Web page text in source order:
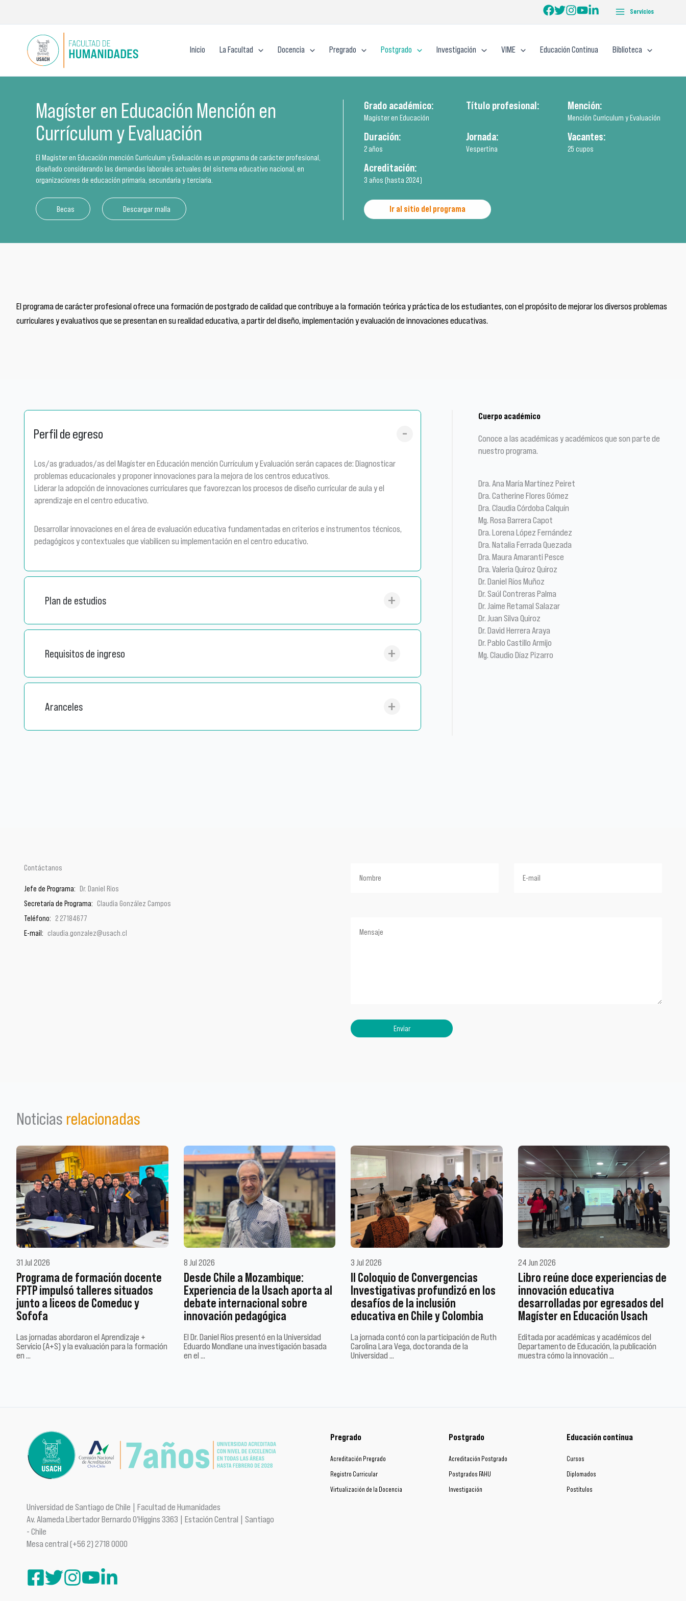
Servicios
Inicio La Facultad Docencia Pregrado Postgrado Investigación VIME Educación Continua Biblioteca
Magíster en Educación Mención en
Currículum y Evaluación
El Magíster en Educación mención Currículum y Evaluación es un programa de carácter profesional,
diseñado considerando las demandas laborales actuales del sistema educativo nacional, en
organizaciones de educación primaria, secundaria y terciaria.
Becas Descargar malla
Grado académico:
Magíster en Educación
Título profesional: Mención:
Mención Curriculum y Evaluación
Duración:
2 años
Jornada:
Vespertina
Vacantes:
25 cupos
Acreditación:
3 años (hasta 2024)
Ir al sitio del programa
El programa de carácter profesional ofrece una formación de postgrado de calidad que contribuye a la formación teórica y práctica de los estudiantes, con el propósito de mejorar los diversos problemas
curriculares y evaluativos que se presentan en su realidad educativa, a partir del diseño, implementación y evaluación de innovaciones educativas.
Perfil de egreso
Los/as graduados/as del Magíster en Educación mención Currículum y Evaluación serán capaces de: Diagnosticar
problemas educacionales y proponer innovaciones para la mejora de los centros educativos.
Liderar la adopción de innovaciones curriculares que favorezcan los procesos de diseño curricular de aula y el
aprendizaje en el centro educativo.
Desarrollar innovaciones en el área de evaluación educativa fundamentadas en criterios e instrumentos técnicos,
pedagógicos y contextuales que viabilicen su implementación en el centro educativo.
Plan de estudios
Requisitos de ingreso
Aranceles
Cuerpo académico
Conoce a las académicas y académicos que son parte de
nuestro programa.
Dra. Ana María Martínez Peiret
Dra. Catherine Flores Gómez
Dra. Claudia Córdoba Calquín
Mg. Rosa Barrera Capot
Dra. Lorena López Fernández
Dra. Natalia Ferrada Quezada
Dra. Maura Amaranti Pesce
Dra. Valeria Quiroz Quiroz
Dr. Daniel Ríos Muñoz
Dr. Saúl Contreras Palma
Dr. Jaime Retamal Salazar
Dr. Juan Silva Quiroz
Dr. David Herrera Araya
Dr. Pablo Castillo Armijo
Mg. Claudio Díaz Pizarro
Contáctanos
Jefe de Programa: Dr. Daniel Rios
Secretaría de Programa: Claudia González Campos
Teléfono: 2 27184677
E-mail: claudia.gonzalez@usach.cl
Noticias relacionadas
31 Jul 2026
Programa de formación docente
FPTP impulsó talleres situados
junto a liceos de Comeduc y
Sofofa
Las jornadas abordaron el Aprendizaje +
Servicio (A+S) y la evaluación para la formación
en …
8 Jul 2026
Desde Chile a Mozambique:
Experiencia de la Usach aporta al
debate internacional sobre
innovación pedagógica
El Dr. Daniel Ríos presentó en la Universidad
Eduardo Mondlane una investigación basada
en el …
3 Jul 2026
II Coloquio de Convergencias
Investigativas profundizó en los
desafíos de la inclusión
educativa en Chile y Colombia
La jornada contó con la participación de Ruth
Carolina Lara Vega, doctoranda de la
Universidad …
24 Jun 2026
Libro reúne doce experiencias de
innovación educativa
desarrolladas por egresados del
Magíster en Educación Usach
Editada por académicas y académicos del
Departamento de Educación, la publicación
muestra cómo la innovación …
Universidad de Santiago de Chile | Facultad de Humanidades
Av. Alameda Libertador Bernardo O'Higgins 3363 | Estación Central | Santiago
- Chile
Mesa central (+56 2) 2718 0000
Pregrado
Acreditación Pregrado
Registro Curricular
Virtualización de la Docencia
Postgrado
Acreditación Postgrado
Postgrados FAHU
Investigación
Educación continua
Cursos
Diplomados
Postítulos